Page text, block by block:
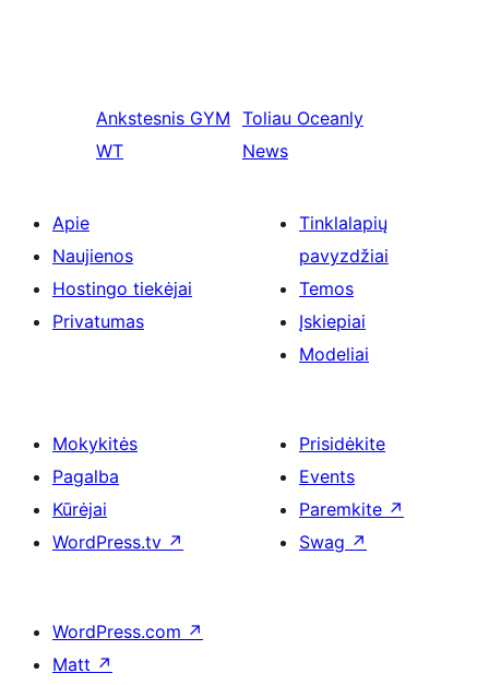
Ankstesnis GYM
WT
Toliau Oceanly
News
Apie
Naujienos
Hostingo tiekėjai
Privatumas
Tinklalapių
pavyzdžiai
Temos
Įskiepiai
Modeliai
Mokykitės
Pagalba
Kūrėjai
WordPress.tv ↗
Prisidėkite
Events
Paremkite ↗
Swag ↗
WordPress.com ↗
Matt ↗